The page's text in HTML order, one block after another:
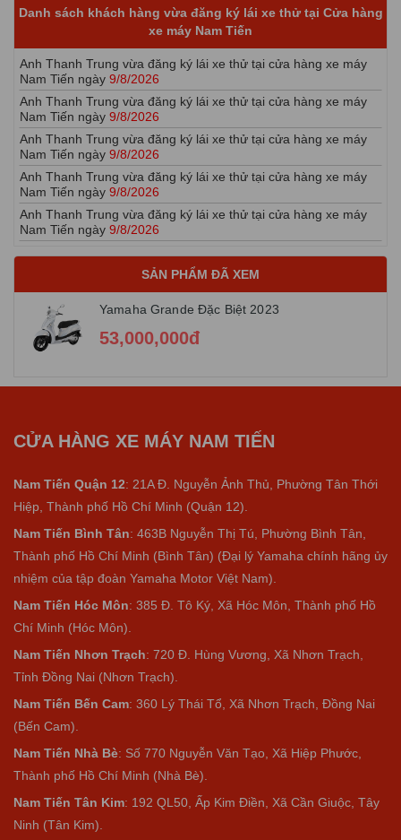
Danh sách khách hàng vừa đăng ký lái xe thử tại Cửa hàng
xe máy Nam Tiến
Anh Thanh Trung vừa đăng ký lái xe thử tại cửa hàng xe máy
Anh Thanh Trung vừa đăng ký lái xe thử tại cửa hàng xe máy
Nam Tiến ngày 9/8/2026
Anh Thanh Trung vừa đăng ký lái xe thử tại cửa hàng xe máy
Nam Tiến ngày 9/8/2026
Anh Thanh Trung vừa đăng ký lái xe thử tại cửa hàng xe máy
Nam Tiến ngày 9/8/2026
Anh Thanh Trung vừa đăng ký lái xe thử tại cửa hàng xe máy
Nam Tiến ngày 9/8/2026
Anh Thanh Trung vừa đăng ký lái xe thử tại cửa hàng xe máy
Nam Tiến ngày 9/8/2026
9/8/2026
Anh Thanh Trung vừa đăng ký lái xe thử tại cửa hàng xe máy
Nam Tiến ngày9/8/2026
Anh Thanh Trung vừa đăng ký lái xe thử tại cửa hàng xe máy
Nam Tiến ngày9/8/2026
Anh Thanh Trung vừa đăng ký lái xe thử tại cửa hàng xe máy
SẢN PHẨM ĐÃ XEM
Yamaha Grande Đặc Biệt 2023
53,000,000đ
CỬA HÀNG XE MÁY NAM TIẾN
Nam Tiến Quận 12: 21A Đ. Nguyễn Ảnh Thủ, Phường Tân Thới
Hiệp, Thành phố Hồ Chí Minh (Quận 12).
Nam Tiến Bình Tân: 463B Nguyễn Thị Tú, Phường Bình Tân,
Thành phố Hồ Chí Minh (Bình Tân) (Đại lý Yamaha chính hãng ủy
nhiệm của tập đoàn Yamaha Motor Việt Nam).
Nam Tiến Hóc Môn: 385 Đ. Tô Ký, Xã Hóc Môn, Thành phố Hồ
Chí Minh (Hóc Môn).
Nam Tiến Nhơn Trạch: 720 Đ. Hùng Vương, Xã Nhơn Trạch,
Tỉnh Đồng Nai (Nhơn Trạch).
Nam Tiến Bến Cam: 360 Lý Thái Tổ, Xã Nhơn Trạch, Đồng Nai
(Bến Cam).
Nam Tiến Nhà Bè: Số 770 Nguyễn Văn Tạo, Xã Hiệp Phước,
Thành phố Hồ Chí Minh (Nhà Bè).
Nam Tiến Tân Kim: 192 QL50, Ấp Kim Điền, Xã Cần Giuộc, Tây
Ninh (Tân Kim).